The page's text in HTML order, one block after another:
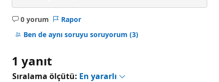
0 yorum
Açıklama
yok
Rapor
Ben de aynı soruyu soruyorum (3)
1 yanıt
Sıralama ölçütü: En yararlı